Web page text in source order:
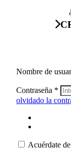
Nombre de
Contraseña *
olvidado la
Acuérdate